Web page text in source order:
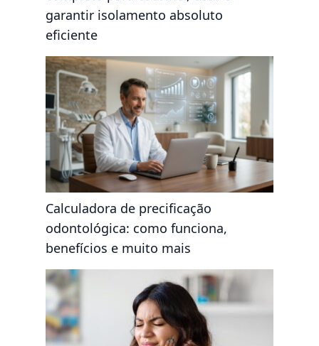
garantir isolamento absoluto
eficiente
Calculadora de precificação
odontológica: como funciona,
benefícios e muito mais